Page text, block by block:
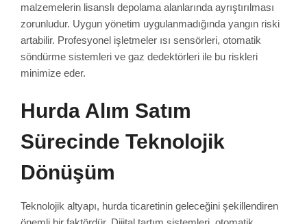
malzemelerin lisanslı depolama alanlarında ayrıştırılması
zorunludur. Uygun yönetim uygulanmadığında yangın riski
artabilir. Profesyonel işletmeler ısı sensörleri, otomatik
söndürme sistemleri ve gaz dedektörleri ile bu riskleri
minimize eder.
Hurda Alım Satım
Sürecinde Teknolojik
Dönüşüm
Teknolojik altyapı, hurda ticaretinin geleceğini şekillendiren